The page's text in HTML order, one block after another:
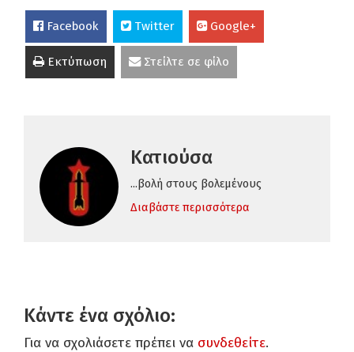
Facebook Twitter Google+
Εκτύπωση Στείλτε σε φίλο
Κατιούσα
...βολή στους βολεμένους
Διαβάστε περισσότερα
Κάντε ένα σχόλιο:
Για να σχολιάσετε πρέπει να συνδεθείτε.